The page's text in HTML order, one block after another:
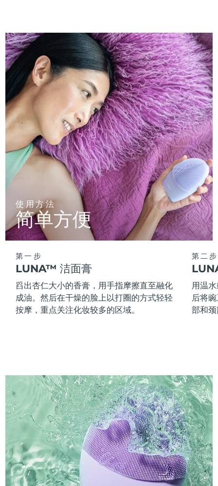
使用方法
简单方便
第一步
LUNA™ 洁面膏
舀出杏仁大小的香膏，用手指摩擦直至融化
成油。然后在干燥的脸上以打圈的方式轻轻
按摩，重点关注化妆较多的区域。
第二步
用温
后将
部和